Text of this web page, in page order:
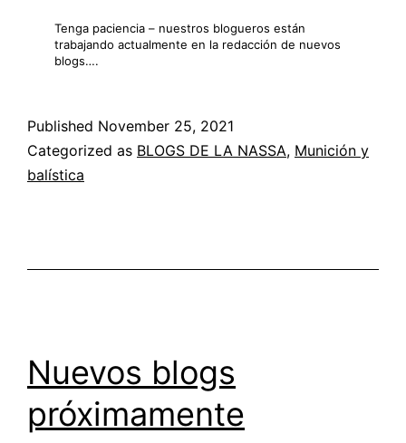
Tenga paciencia – nuestros blogueros están
trabajando actualmente en la redacción de nuevos
blogs….
Published November 25, 2021
Categorized as BLOGS DE LA NASSA, Munición y
balística
Nuevos blogs
próximamente